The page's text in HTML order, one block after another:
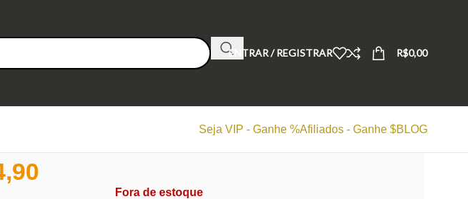
ENTRAR / REGISTRAR R$0,00
Seja VIP - Ganhe %Afiliados - Ganhe $BLOG
Fora de estoque